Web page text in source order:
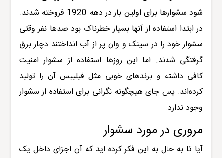
شود.سشوارها برای اولین بار در دهه 1920 فروخته شدند.
در ابتدا استفاده از آنها بسیار خطرناک بود صدها نفر وقتی
سشوار خود را در سینک و وان پر از آب انداختند دچار برق
گرفتگی شدند. اما این روزها استفاده از سشوار امنیت
کافی داشته و برندهای خوبی مثل فیلیپس آن را تولید
کرده‌اند. پس جای هیچگونه نگرانی برای استفاده از سشوار
وجود ندارد.
مروری در مورد سشوار
آیا تا به حال به این فکر کرده اید که آن اجزای داخل یک